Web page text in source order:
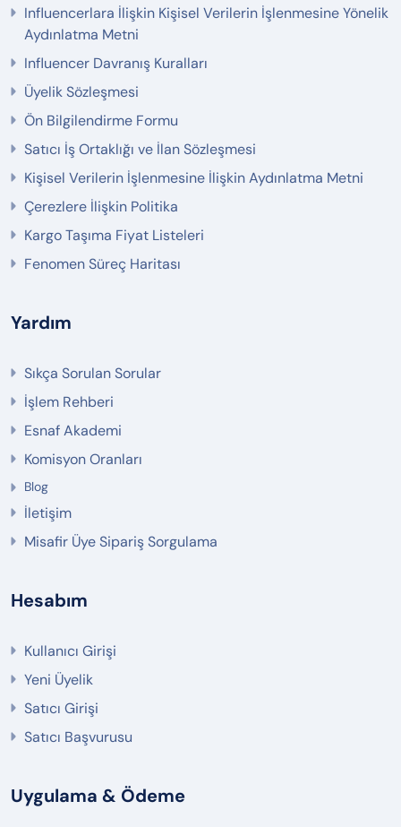
Influencerlara İlişkin Kişisel Verilerin İşlenmesine Yönelik
Aydınlatma Metni
Influencer Davranış Kuralları
Üyelik Sözleşmesi
Ön Bilgilendirme Formu
Satıcı İş Ortaklığı ve İlan Sözleşmesi
Kişisel Verilerin İşlenmesine İlişkin Aydınlatma Metni
Çerezlere İlişkin Politika
Kargo Taşıma Fiyat Listeleri
Fenomen Süreç Haritası
Yardım
Sıkça Sorulan Sorular
İşlem Rehberi
Esnaf Akademi
Komisyon Oranları
Blog
İletişim
Misafir Üye Sipariş Sorgulama
Hesabım
Kullanıcı Girişi
Yeni Üyelik
Satıcı Girişi
Satıcı Başvurusu
Uygulama & Ödeme